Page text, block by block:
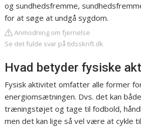
og sundhedsfremme,
for at søge at undgå sygdom.
Anmodning om fjernelse
Se det fulde svar på tidsskrift.dk
Hvad betyder fysiske
Fysisk aktivitet omfatter alle former
energiomsætningen. Dvs. det kan
træningstøjet og tage til fodbold,
men det kan lige så vel være at cykle